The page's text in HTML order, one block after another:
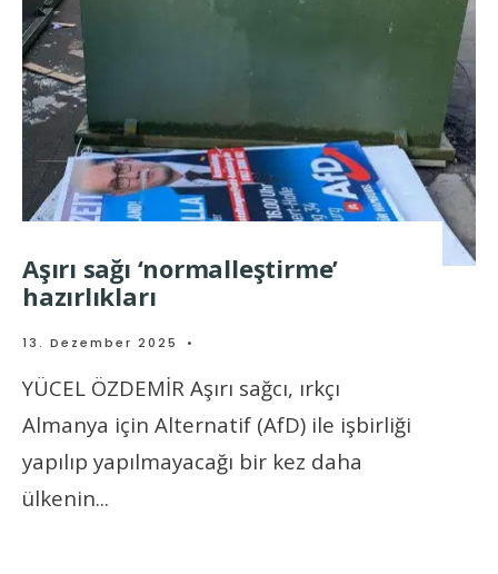
Aşırı sağı ‘normalleştirme’
hazırlıkları
13. Dezember 2025 •
YÜCEL ÖZDEMİR Aşırı sağcı, ırkçı
Almanya için Alternatif (AfD) ile işbirliği
yapılıp yapılmayacağı bir kez daha
ülkenin...